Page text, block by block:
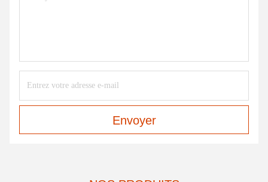
Envoyer